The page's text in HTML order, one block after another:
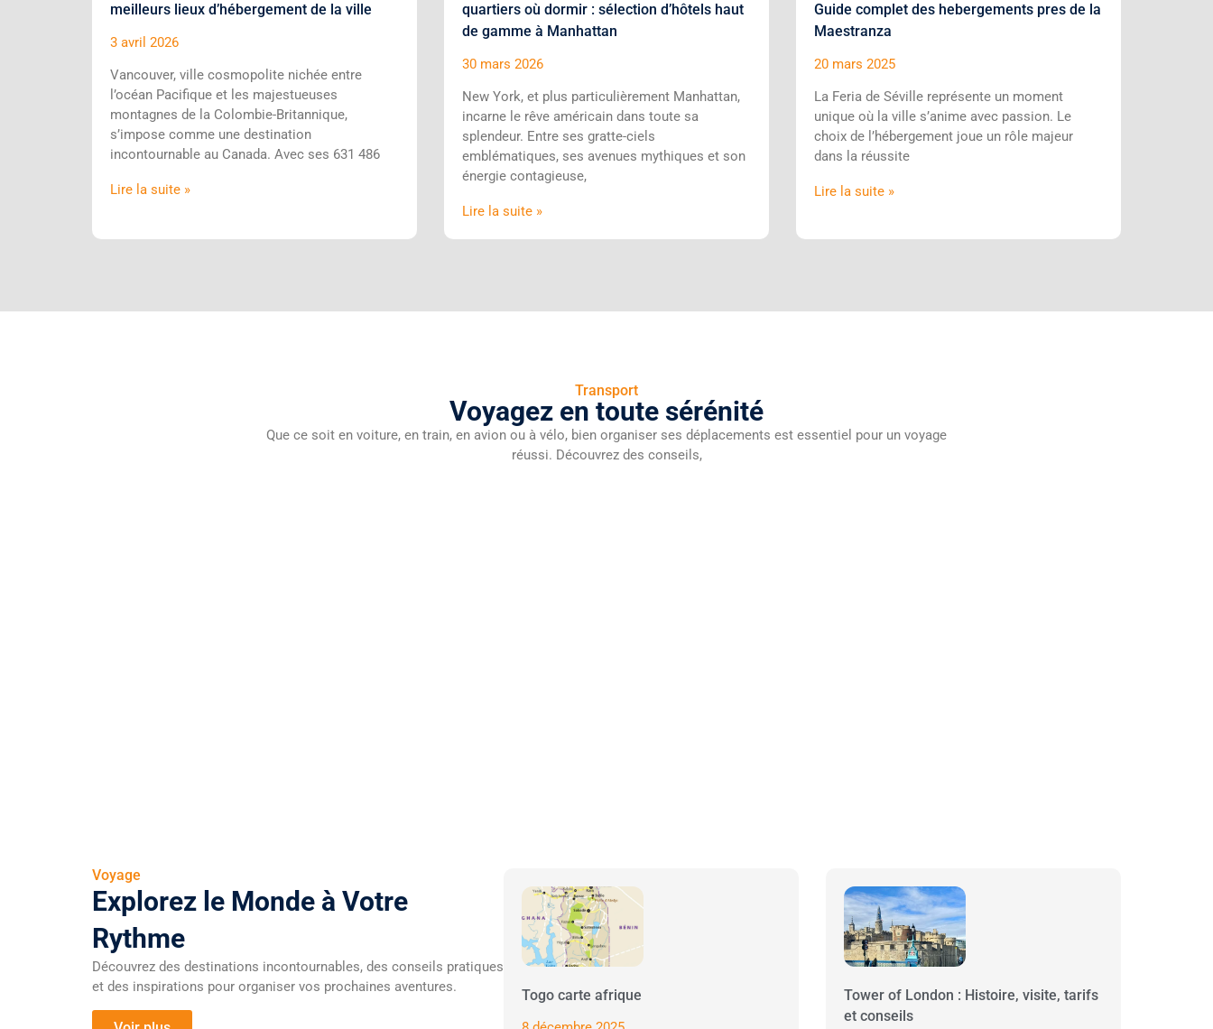
meilleurs lieux d’hébergement de la ville
3 avril 2026
Vancouver, ville cosmopolite nichée entre
l’océan Pacifique et les majestueuses
montagnes de la Colombie-Britannique,
s’impose comme une destination
incontournable au Canada. Avec ses 631 486
Lire la suite »
quartiers où dormir : sélection d’hôtels haut
de gamme à Manhattan
30 mars 2026
New York, et plus particulièrement Manhattan,
incarne le rêve américain dans toute sa
splendeur. Entre ses gratte-ciels
emblématiques, ses avenues mythiques et son
énergie contagieuse,
Lire la suite »
Guide complet des hebergements pres de la
Maestranza
20 mars 2025
La Feria de Séville représente un moment
unique où la ville s’anime avec passion. Le
choix de l’hébergement joue un rôle majeur
dans la réussite
Lire la suite »
Transport
Voyagez en toute sérénité
Que ce soit en voiture, en train, en avion ou à vélo, bien organiser ses déplacements est essentiel pour un voyage
réussi. Découvrez des conseils,
Voyage
Explorez le Monde à Votre
Rythme
Découvrez des destinations incontournables, des conseils pratiques
et des inspirations pour organiser vos prochaines aventures.
Togo carte afrique
Tower of London : Histoire, visite, tarifs
et conseils